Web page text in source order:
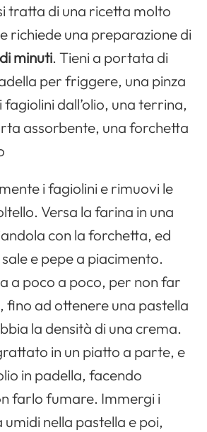
tratta di una ricetta molto
richiede una preparazione di
minuti. Tieni a portata di
per friggere, una pinza
dall’olio, una terrina,
assorbente, una forchetta
i fagiolini e rimuovi le
Versa la farina in una
con la forchetta, ed
e pepe a piacimento.
a poco a poco, per non far
ad ottenere una pastella
la densità di una crema.
in un piatto a parte, e
in padella, facendo
farlo fumare. Immergi i
nella pastella e poi,